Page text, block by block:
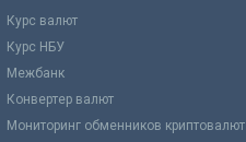
Курс валют
Курс НБУ
Межбанк
Конвертер валют
Мониторинг обменников криптовалют